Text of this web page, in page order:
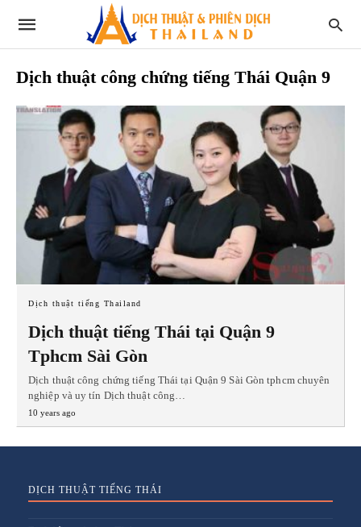
Dịch thuật công chứng tiếng Thái Quận 9
Dịch thuật tiếng Thailand
Dịch thuật tiếng Thái tại Quận 9
Tphcm Sài Gòn
Dịch thuật công chứng tiếng Thái tại Quận 9 Sài Gòn tphcm chuyên
nghiệp và uy tín Dịch thuật công…
10 years ago
DỊCH THUẬT TIẾNG THÁI